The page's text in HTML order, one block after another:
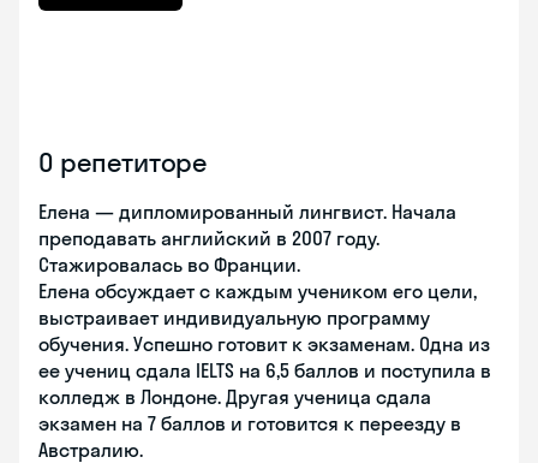
О репетиторе
Елена — дипломированный лингвист. Начала
преподавать английский в 2007 году.
Стажировалась во Франции.
Елена обсуждает с каждым учеником его цели,
выстраивает индивидуальную программу
обучения. Успешно готовит к экзаменам. Одна из
ее учениц сдала IELTS на 6,5 баллов и поступила в
колледж в Лондоне. Другая ученица сдала
экзамен на 7 баллов и готовится к переезду в
Австралию.